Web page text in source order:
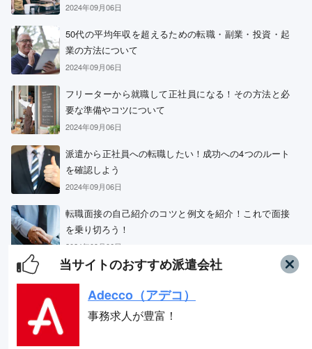
当サイトのおすすめ派遣会社
リクルートスタッフィング
派遣満足度14部門でNo.1
Adecco（アデコ）
事務求人が豊富！
スタッフサービス
求人数16万件以上の派遣会社！
リクルートスタッフィング
派遣満足度14部門でNo.1
Adecco（アデコ）
事務求人が豊富！
2024年09月06日
50代の平均年収を超えるための転職・副業・投資・起
業の方法について
2024年09月06日
フリーターから就職して正社員になる！その方法と必
要な準備やコツについて
2024年09月06日
派遣から正社員への転職したい！成功への4つのルート
を確認しよう
2024年09月06日
転職面接の自己紹介のコツと例文を紹介！これで面接
を乗り切ろう！
2024年09月06日
20代の平均年収は？男女別・都道府県別や30代年収と
の比較も紹介